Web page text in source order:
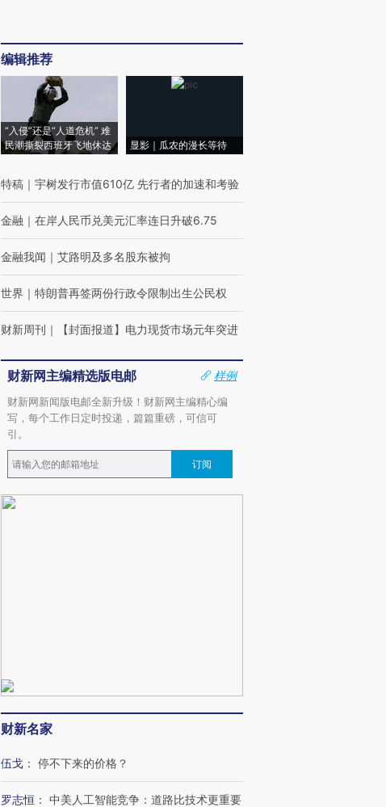
编辑推荐
“入侵”还是“人道危机” 难
民潮撕裂西班牙飞地休达
显影｜瓜农的漫长等待
特稿 ｜ 宇树发行市值610亿 先行者的加速和考验
金融 ｜ 在岸人民币兑美元汇率连日升破6.75
金融我闻 ｜ 艾路明及多名股东被拘
世界 ｜ 特朗普再签两份行政令限制出生公民权
财新周刊 ｜ 【封面报道】电力现货市场元年突进
财新网主编精选版电邮
样例
财新网新闻版电邮全新升级！财新网主编精心编
写，每个工作日定时投递，篇篇重磅，可信可
引。
订阅
财新名家
伍戈 ： 停不下来的价格？
罗志恒 ： 中美人工智能竞争：道路比技术更重要